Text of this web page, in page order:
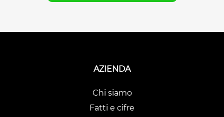
AZIENDA
Chi siamo
Fatti e cifre